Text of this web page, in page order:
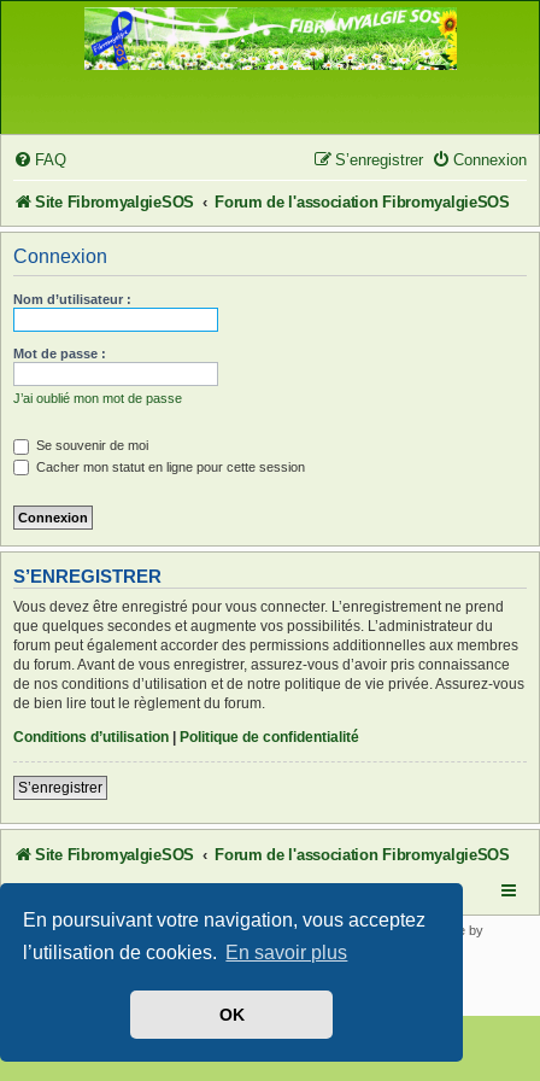
En poursuivant votre navigation, vous acceptez
l’utilisation de cookies. En savoir plus
OK
FAQ Connexion
S’enregistrer
Site FibromyalgieSOS Forum de l'association FibromyalgieSOS
Connexion
Nom d’utilisateur :
Mot de passe :
J’ai oublié mon mot de passe
Se souvenir de moi
Cacher mon statut en ligne pour cette session
S’ENREGISTRER
Vous devez être enregistré pour vous connecter. L’enregistrement ne prend
que quelques secondes et augmente vos possibilités. L’administrateur du
forum peut également accorder des permissions additionnelles aux membres
du forum. Avant de vous enregistrer, assurez-vous d’avoir pris connaissance
de nos conditions d’utilisation et de notre politique de vie privée. Assurez-vous
de bien lire tout le règlement du forum.
Conditions d’utilisation
Politique de confidentialité
S’enregistrer
Site FibromyalgieSOS Forum de l'association FibromyalgieSOS
Développé parphpBB® Forum Software © phpBB Limited | SE Square by
PhpBB3 BBCodes
Confidentialité|Conditions